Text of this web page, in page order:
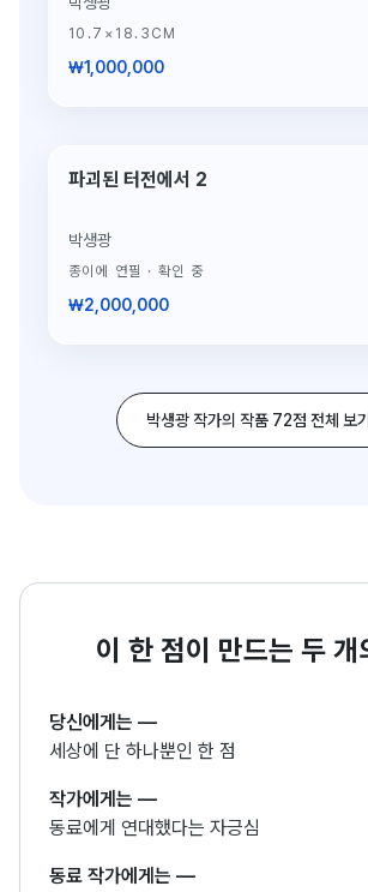
10.7×18.3CM
₩1,000,000
단 1점뿐인 원작
파괴된 터전에서 2
박생광
종이에 연필 · 확인 중
₩2,000,000
박생광 작가의 작품 72점 전체 보기
이 한 점이 만드는 두 개
당신에게는 —
세상에 단 하나뿐인 한 점
작가에게는 —
동료에게 연대했다는 자긍심
동료 작가에게는 —